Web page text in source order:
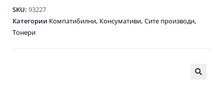
SKU: 93227
Категории Компатибилни, Консумативи, Сите производи,
Тонери